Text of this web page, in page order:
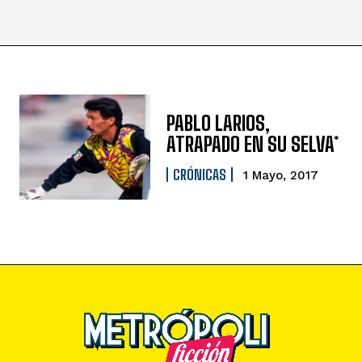
PABLO LARIOS,
ATRAPADO EN SU SELVA*
CRÓNICAS 1 Mayo, 2017